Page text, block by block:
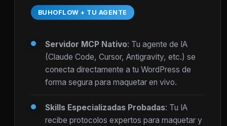
BUHOFLOW + TU AGENTE
Servidor MCP Nativo: Tu agente de IA
(Claude Code, Cursor, Antigravity, etc.) se
conecta directamente a tu WordPress de
forma segura para maquetar en vivo.
Skills Especializadas Probadas: Tu IA
recibe protocolos expertos para maquetar y